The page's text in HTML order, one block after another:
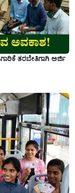
ತರಬೇತಿಗಾಗಿ ಅರ್ಜಿ